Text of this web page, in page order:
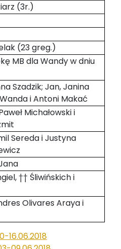
(3r.)
(23 greg.)
MB dla Wandy w dniu
Szadzik; Jan, Janina
i Antoni Makać
Michałowski i
Sereda i Justyna
†† Śliwińskich i
Olivares Araya i
16.06.2018